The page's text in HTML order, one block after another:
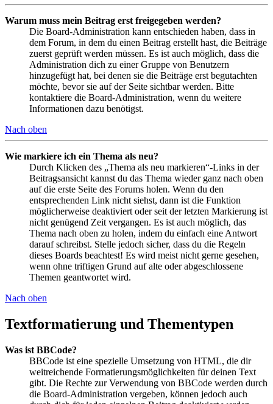
Warum muss mein Beitrag erst freigegeben werden?
Die Board-Administration kann entschieden haben, dass in
dem Forum, in dem du einen Beitrag erstellt hast, die Beiträge
zuerst geprüft werden müssen. Es ist auch möglich, dass die
Administration dich zu einer Gruppe von Benutzern
hinzugefügt hat, bei denen sie die Beiträge erst begutachten
möchte, bevor sie auf der Seite sichtbar werden. Bitte
kontaktiere die Board-Administration, wenn du weitere
Informationen dazu benötigst.
Nach oben
Wie markiere ich ein Thema als neu?
Durch Klicken des „Thema als neu markieren“-Links in der
Beitragsansicht kannst du das Thema wieder ganz nach oben
auf die erste Seite des Forums holen. Wenn du den
entsprechenden Link nicht siehst, dann ist die Funktion
möglicherweise deaktiviert oder seit der letzten Markierung ist
nicht genügend Zeit vergangen. Es ist auch möglich, das
Thema nach oben zu holen, indem du einfach eine Antwort
darauf schreibst. Stelle jedoch sicher, dass du die Regeln
dieses Boards beachtest! Es wird meist nicht gerne gesehen,
wenn ohne triftigen Grund auf alte oder abgeschlossene
Themen geantwortet wird.
Nach oben
Textformatierung und Thementypen
Was ist BBCode?
BBCode ist eine spezielle Umsetzung von HTML, die dir
weitreichende Formatierungsmöglichkeiten für deinen Text
gibt. Die Rechte zur Verwendung von BBCode werden durch
die Board-Administration vergeben, können jedoch auch